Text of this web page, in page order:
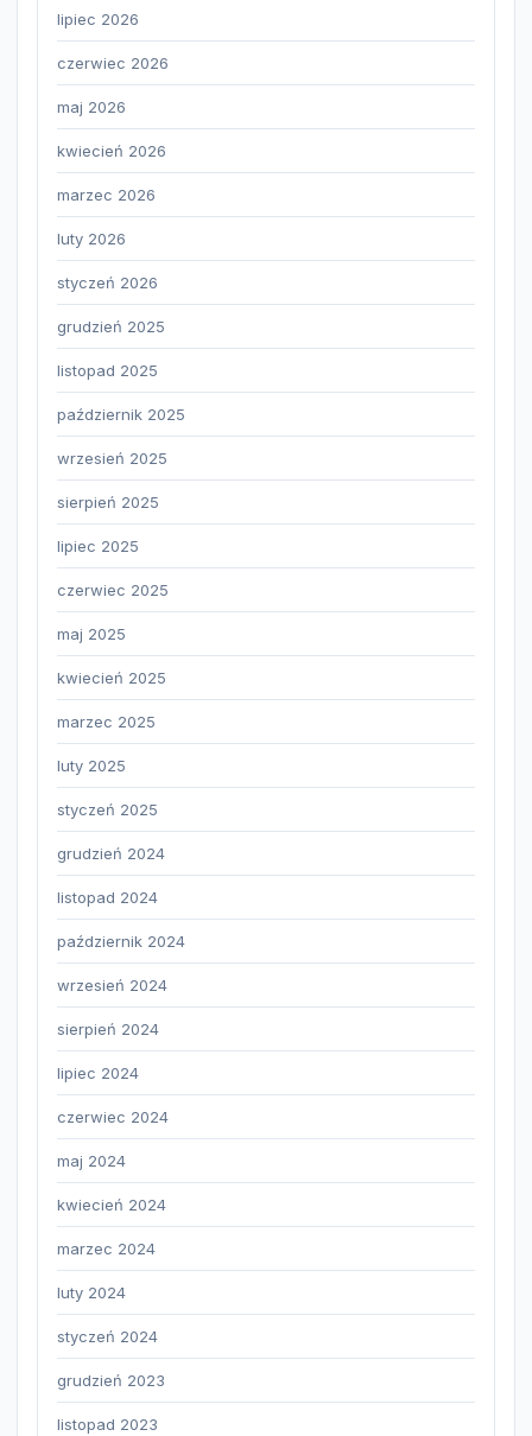
lipiec 2026
czerwiec 2026
maj 2026
kwiecień 2026
marzec 2026
luty 2026
styczeń 2026
grudzień 2025
listopad 2025
październik 2025
wrzesień 2025
sierpień 2025
lipiec 2025
czerwiec 2025
maj 2025
kwiecień 2025
marzec 2025
luty 2025
styczeń 2025
grudzień 2024
listopad 2024
październik 2024
wrzesień 2024
sierpień 2024
lipiec 2024
czerwiec 2024
maj 2024
kwiecień 2024
marzec 2024
luty 2024
styczeń 2024
grudzień 2023
listopad 2023